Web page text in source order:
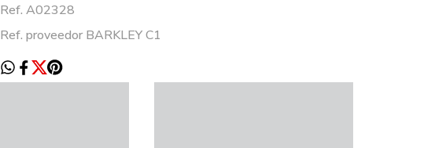
Ref. A02328
Ref. proveedor BARKLEY C1